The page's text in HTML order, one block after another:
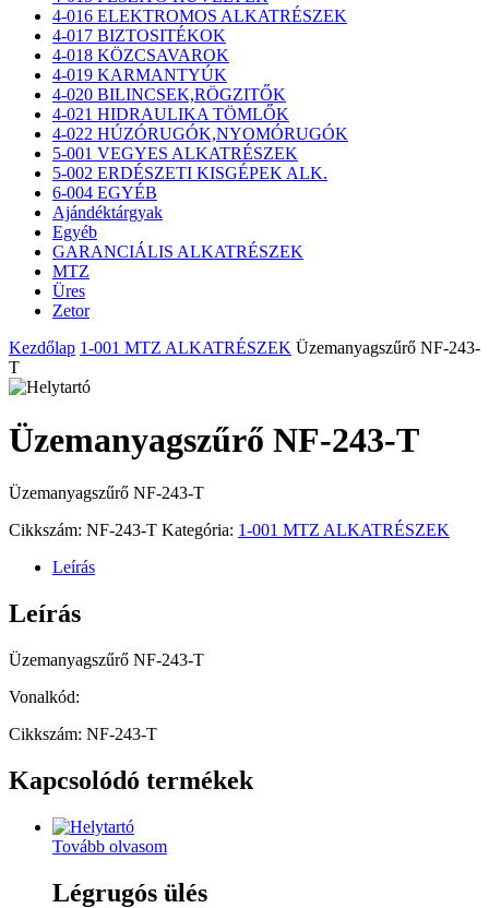
4-016 ELEKTROMOS ALKATRÉSZEK
4-017 BIZTOSITÉKOK
4-018 KÖZCSAVAROK
4-019 KARMANTYÚK
4-020 BILINCSEK,RÖGZITŐK
4-021 HIDRAULIKA TÖMLŐK
4-022 HÚZÓRUGÓK,NYOMÓRUGÓK
5-001 VEGYES ALKATRÉSZEK
5-002 ERDÉSZETI KISGÉPEK ALK.
6-004 EGYÉB
Ajándéktárgyak
Egyéb
GARANCIÁLIS ALKATRÉSZEK
MTZ
Üres
Zetor
Kezdőlap 1-001 MTZ ALKATRÉSZEK Üzemanyagszűrő NF-243-
T
Üzemanyagszűrő NF-243-T
Üzemanyagszűrő NF-243-T
Cikkszám: NF-243-T Kategória: 1-001 MTZ ALKATRÉSZEK
Leírás
Leírás
Üzemanyagszűrő NF-243-T
Vonalkód:
Cikkszám: NF-243-T
Kapcsolódó termékek
Tovább olvasom
Légrugós ülés